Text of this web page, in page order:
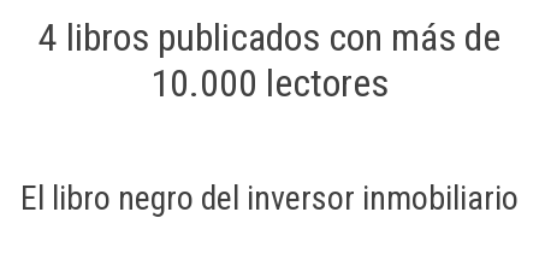
4 libros publicados con más de
10.000 lectores
El libro negro del inversor inmobiliario